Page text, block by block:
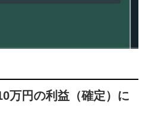
万円の利益（確定）に